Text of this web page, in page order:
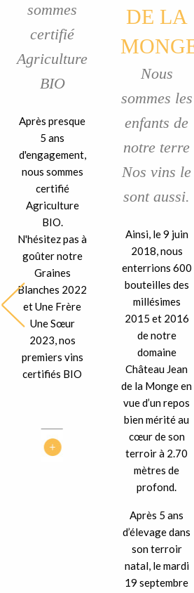
sommes
certifié
Agriculture
BIO
Après presque
5 ans
d'engagement,
nous sommes
certifié
Agriculture
BIO.
N'hésitez pas à
goûter notre
Graines
Blanches 2022
et Une Frère
Une Sœur
2023, nos
premiers vins
certifiés BIO
DE LA
Nous
sommes les
enfants de
notre terre
Nos vins le
sont aussi.
Ainsi, le 9 juin
2018, nous
enterrions 600
bouteilles des
millésimes
2015 et 2016
de notre
domaine
Château Jean
de la Monge en
vue d’un repos
bien mérité au
cœur de son
terroir à 2.70
mètres de
profond.
Après 5 ans
d’élevage dans
son terroir
natal, le mardi
19 septembre